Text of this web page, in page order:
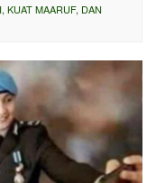
KUAT MAARUF, DAN